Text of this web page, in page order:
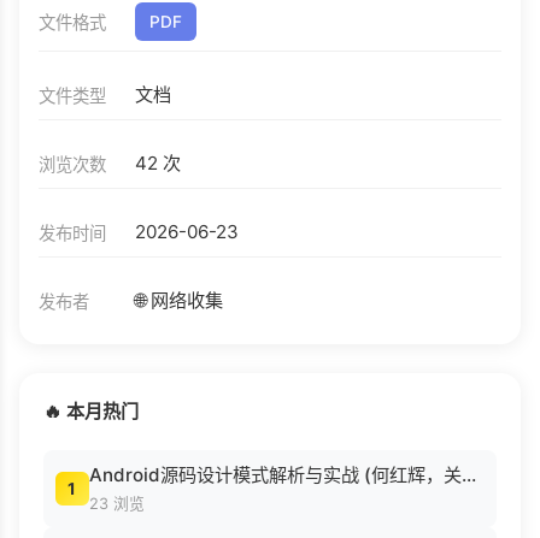
文件格式 PDF
文件类型 文档
浏览次数 42 次
发布时间 2026-06-23
发布者 🌐 网络收集
🔥 本月热门
1
Android源码设计模式解析与实战 (何红辉，关爱民著, 何红辉, 关爱民著, 何红辉, 关爱民).pdf
23 浏览